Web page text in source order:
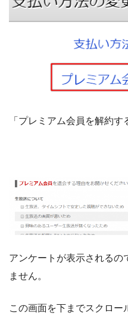
「プレミアム会員を解約す
アンケートが表示されるの
ません。
この画面を下までスクロー